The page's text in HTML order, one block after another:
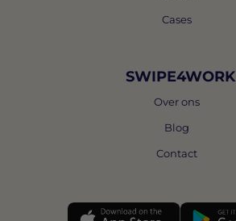
Cases
SWIPE4WORK
Over ons
Blog
Contact